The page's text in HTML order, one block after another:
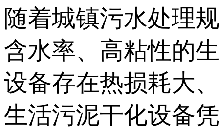
随着城镇污水处理
含水率、高粘性的
设备存在热损耗大
生活污泥干化设备